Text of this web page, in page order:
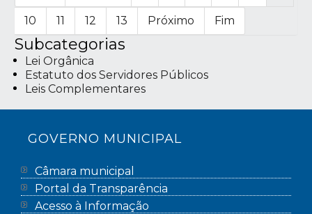
10 11 12 13 Próximo Fim
Subcategorias
Lei Orgânica
Estatuto dos Servidores Públicos
Leis Complementares
GOVERNO MUNICIPAL
Câmara municipal
Portal da Transparência
Acesso à Informação